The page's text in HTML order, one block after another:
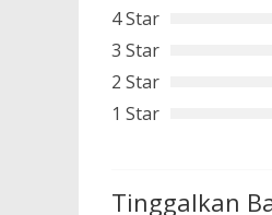
4 Star
3 Star
2 Star
1 Star
Tinggalkan